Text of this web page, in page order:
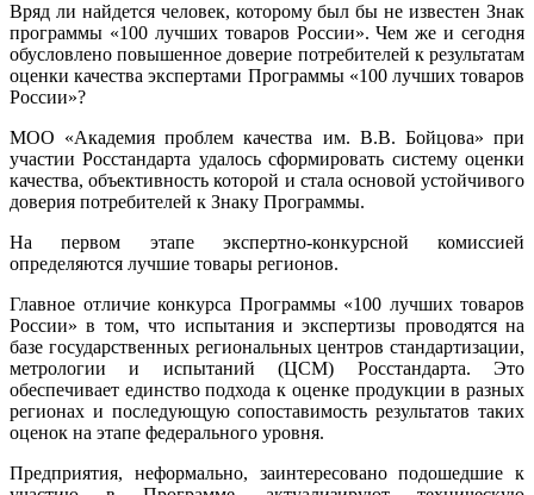
Вряд ли найдется человек, которому был бы не известен Знак
программы «100 лучших товаров России». Чем же и сегодня
обусловлено повышенное доверие потребителей к результатам
оценки качества экспертами Программы «100 лучших товаров
России»?
МОО «Академия проблем качества им. В.В. Бойцова» при
участии Росстандарта удалось сформировать систему оценки
качества, объективность которой и стала основой устойчивого
доверия потребителей к Знаку Программы.
На первом этапе экспертно-конкурсной комиссией
определяются лучшие товары регионов.
Главное отличие конкурса Программы «100 лучших товаров
России» в том, что испытания и экспертизы проводятся на
базе государственных региональных центров стандартизации,
метрологии и испытаний (ЦCM) Росстандарта. Это
обеспечивает единство подхода к оценке продукции в разных
регионах и последующую сопоставимость результатов таких
оценок на этапе федерального уровня.
Предприятия, неформально, заинтересовано подошедшие к